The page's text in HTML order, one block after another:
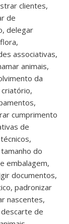
clientes,
de
delegar
associativas,
animais,
da
cumprimento
de
do
embalagem,
documentos,
padronizar
nascentes,
de